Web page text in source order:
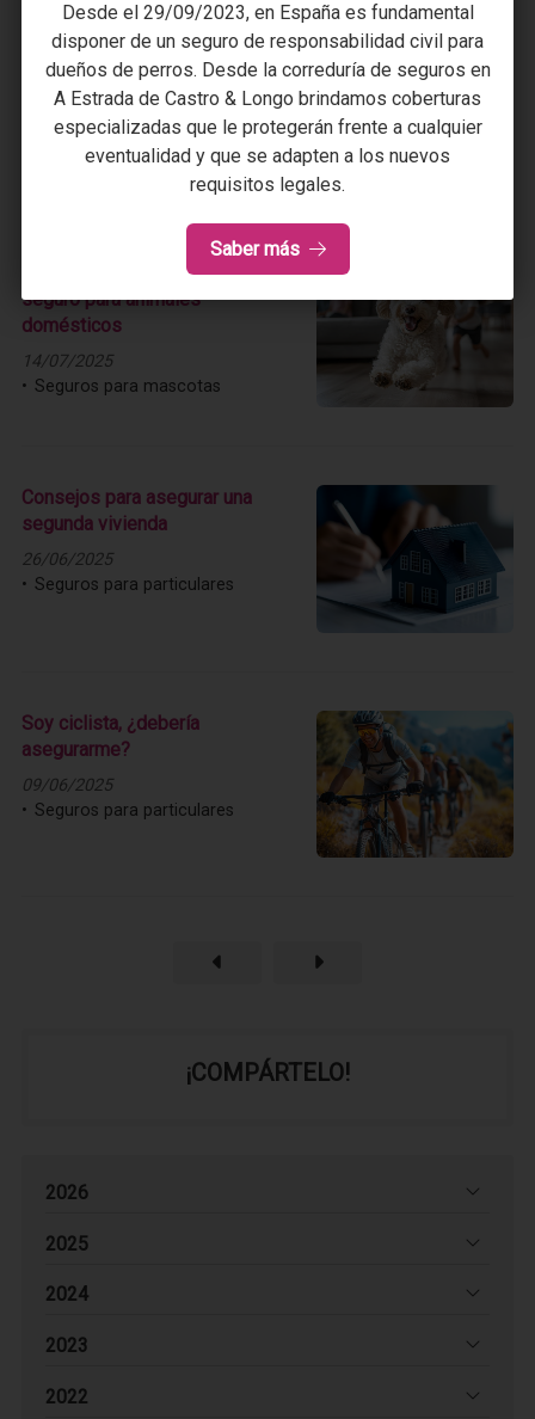
¿Qué tener en cuenta a la hora
de contratar un seguro de vida?
28/07/2025 Seguros de vida
3 motivos para contratar un
seguro para animales
domésticos
14/07/2025
Seguros para mascotas
Consejos para asegurar una
segunda vivienda
26/06/2025
Seguros para particulares
Soy ciclista, ¿debería
asegurarme?
09/06/2025
Seguros para particulares
¡COMPÁRTELO!
2026
2025
2024
2023
2022
Desde el 29/09/2023, en España es fundamental
disponer de un seguro de responsabilidad civil para
dueños de perros. Desde la correduría de seguros en
A Estrada de Castro & Longo brindamos coberturas
especializadas que le protegerán frente a cualquier
eventualidad y que se adapten a los nuevos
requisitos legales.
Saber más